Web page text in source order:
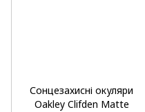
Сонцезахисні окуляри
Oakley Clifden Matte